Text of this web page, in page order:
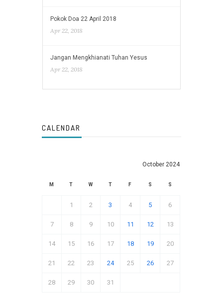
Pokok Doa 22 April 2018
Apr 22, 2018
Jangan Mengkhianati Tuhan Yesus
Apr 22, 2018
CALENDAR
October 2024
M T W T F S S
1 2 3 4 5 6
7 8 9 10 11 12 13
14 15 16 17 18 19 20
21 22 23 24 25 26 27
28 29 30 31